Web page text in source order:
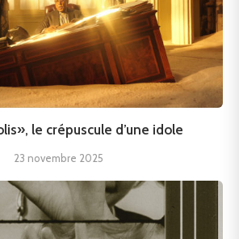
le crépuscule d’une idole
23 novembre 2025